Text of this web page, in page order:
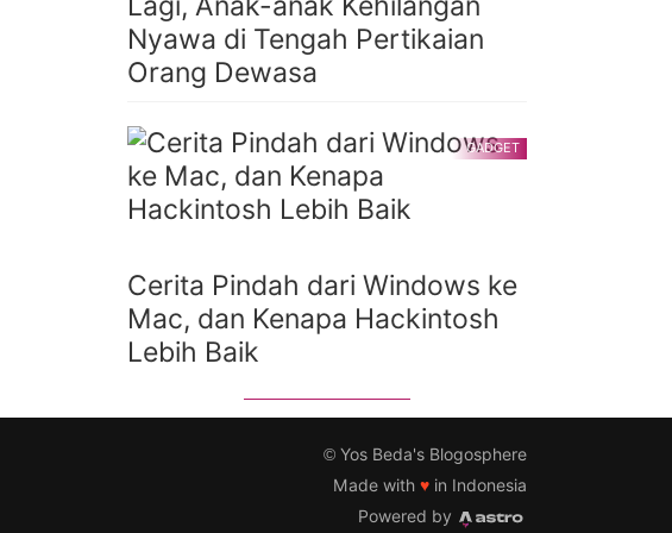
Nyawa di Tengah Pertikaian
Orang Dewasa
GADGET
Cerita Pindah dari Windows ke
Mac, dan Kenapa Hackintosh
Lebih Baik
© Yos Beda's Blogosphere
Made with ♥ in Indonesia
Powered by